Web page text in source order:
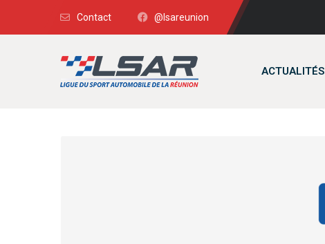
Contact @lsareunion
ACTUALITÉS